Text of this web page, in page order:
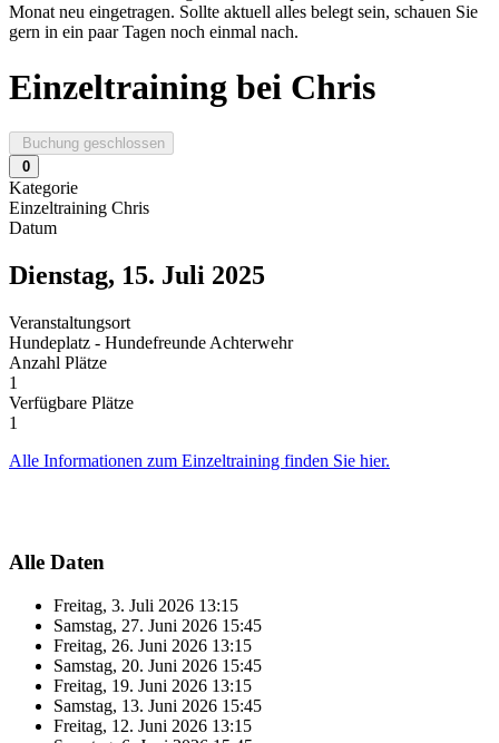
Monat neu eingetragen. Sollte aktuell alles belegt sein, schauen Sie
gern in ein paar Tagen noch einmal nach.
Einzeltraining bei Chris
Buchung geschlossen
0
Kategorie
Einzeltraining Chris
Datum
Dienstag, 15. Juli 2025
Veranstaltungsort
Hundeplatz - Hundefreunde Achterwehr
Anzahl Plätze
1
Verfügbare Plätze
1
Alle Informationen zum Einzeltraining finden Sie hier.
Alle Daten
Freitag, 3. Juli 2026 13:15
Samstag, 27. Juni 2026 15:45
Freitag, 26. Juni 2026 13:15
Samstag, 20. Juni 2026 15:45
Freitag, 19. Juni 2026 13:15
Samstag, 13. Juni 2026 15:45
Freitag, 12. Juni 2026 13:15